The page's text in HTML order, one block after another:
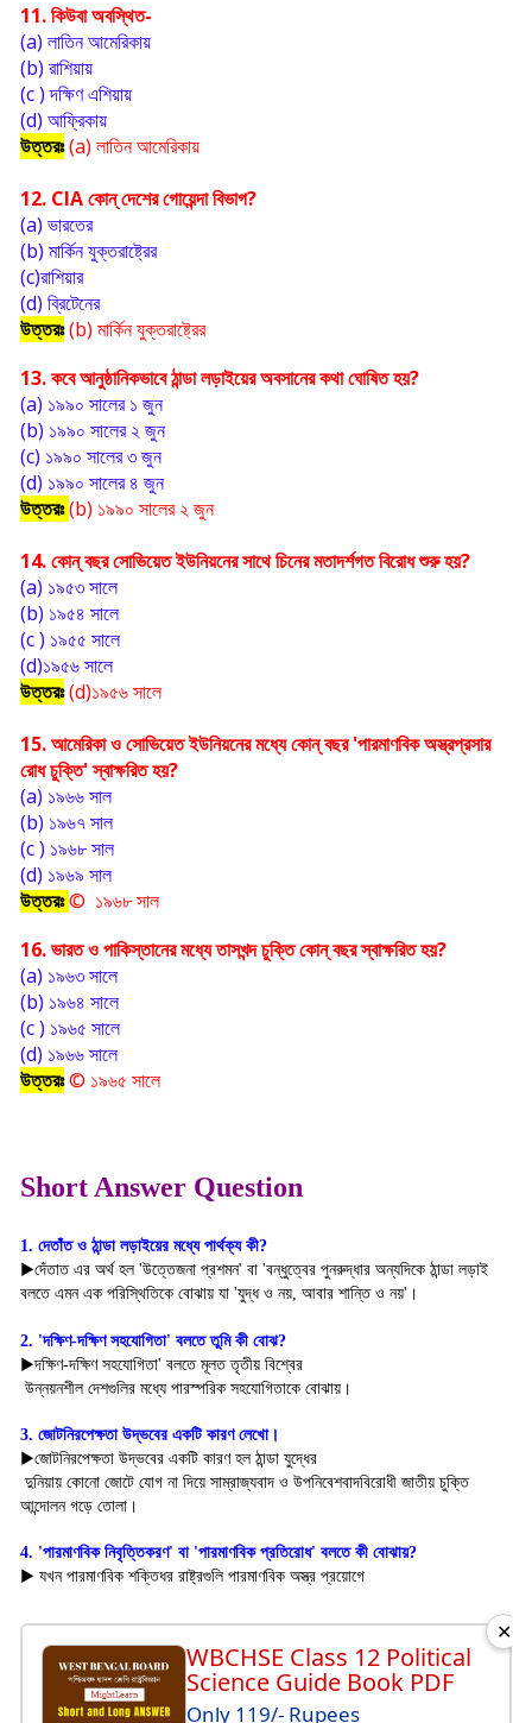
11. কিউবা অবস্থিত-
(a) লাতিন আমেরিকায়
(b) রাশিয়ায়
(c ) দক্ষিণ এশিয়ায়
(d) আফ্রিকায়
উত্তরঃ(a) লাতিন আমেরিকায়
12. CIA কোন্ দেশের গোয়েন্দা বিভাগ?
(a) ভারতের
(b) মার্কিন যুক্তরাষ্ট্রের
(c)রাশিয়ার
(d) ব্রিটেনের
উত্তরঃ(b) মার্কিন যুক্তরাষ্ট্রের
13. কবে আনুষ্ঠানিকভাবে ঠান্ডা লড়াইয়ের অবসানের কথা ঘোষিত হয়?
(a) ১৯৯০ সালের ১ জুন
(b) ১৯৯০ সালের ২ জুন
(c) ১৯৯০ সালের ৩ জুন
(d) ১৯৯০ সালের ৪ জুন
উত্তরঃ (b) ১৯৯০ সালের ২ জুন
14. কোন্ বছর সোভিয়েত ইউনিয়নের সাথে চিনের মতাদর্শগত বিরোধ শুরু হয়?
(a) ১৯৫৩ সালে
(b) ১৯৫৪ সালে
(c ) ১৯৫৫ সালে
(d)১৯৫৬ সালে
উত্তরঃ(d)১৯৫৬ সালে
15. আমেরিকা ও সোভিয়েত ইউনিয়নের মধ্যে কোন্ বছর 'পারমাণবিক অস্ত্রপ্রসার
রোধ চুক্তি' স্বাক্ষরিত হয়?
(a) ১৯৬৬ সাল
(b) ১৯৬৭ সাল
(c ) ১৯৬৮ সাল
(d) ১৯৬৯ সাল
উত্তরঃ©  ১৯৬৮ সাল
16. ভারত ও পাকিস্তানের মধ্যে তাসখন্দ চুক্তি কোন্ বছর স্বাক্ষরিত হয়?
(a) ১৯৬৩ সালে
(b) ১৯৬৪ সালে
(c ) ১৯৬৫ সালে
(d) ১৯৬৬ সালে
উত্তরঃ© ১৯৬৫ সালে
Short Answer Question
1. দেতাঁত ও ঠান্ডা লড়াইয়ের মধ্যে পার্থক্য কী?
▶দেঁতাত এর অর্থ হল 'উত্তেজনা প্রশমন' বা 'বন্ধুত্বের পুনরুদ্ধার অন্যদিকে ঠান্ডা লড়াই
বলতে এমন এক পরিস্থিতিকে বোঝায় যা 'যুদ্ধও নয়, আবার শান্তি ও নয়'।
2. 'দক্ষিণ-দক্ষিণ সহযোগিতা' বলতে তুমি কী বোঝ?
▶দক্ষিণ-দক্ষিণ সহযোগিতা' বলতে মূলত তৃতীয় বিশ্বের
উন্নয়নশীল দেশগুলির মধ্যে পারস্পরিক সহযোগিতাকে বোঝায়।
3. জোটনিরপেক্ষতা উদ্ভবের একটি কারণ লেখো।
▶জোটনিরপেক্ষতা উদ্ভবের একটি কারণ হল ঠান্ডা যুদ্ধের
দুনিয়ায় কোনো জোটে যোগ না দিয়ে সাম্রাজ্যবাদ ও উপনিবেশবাদবিরোধী জাতীয় চুক্তি
আন্দোলন গড়ে তোলা।
4. 'পারমাণবিক নিবৃত্তিকরণ' বা 'পারমাণবিক প্রতিরোধ' বলতে কী বোঝায়?
▶ যখন পারমাণবিক শক্তিধর রাষ্ট্রগুলি পারমাণবিক অস্ত্র প্রয়োগে
WBCHSE Class 12 Political
Science Guide Book PDF
Only 119/- Rupees
✕